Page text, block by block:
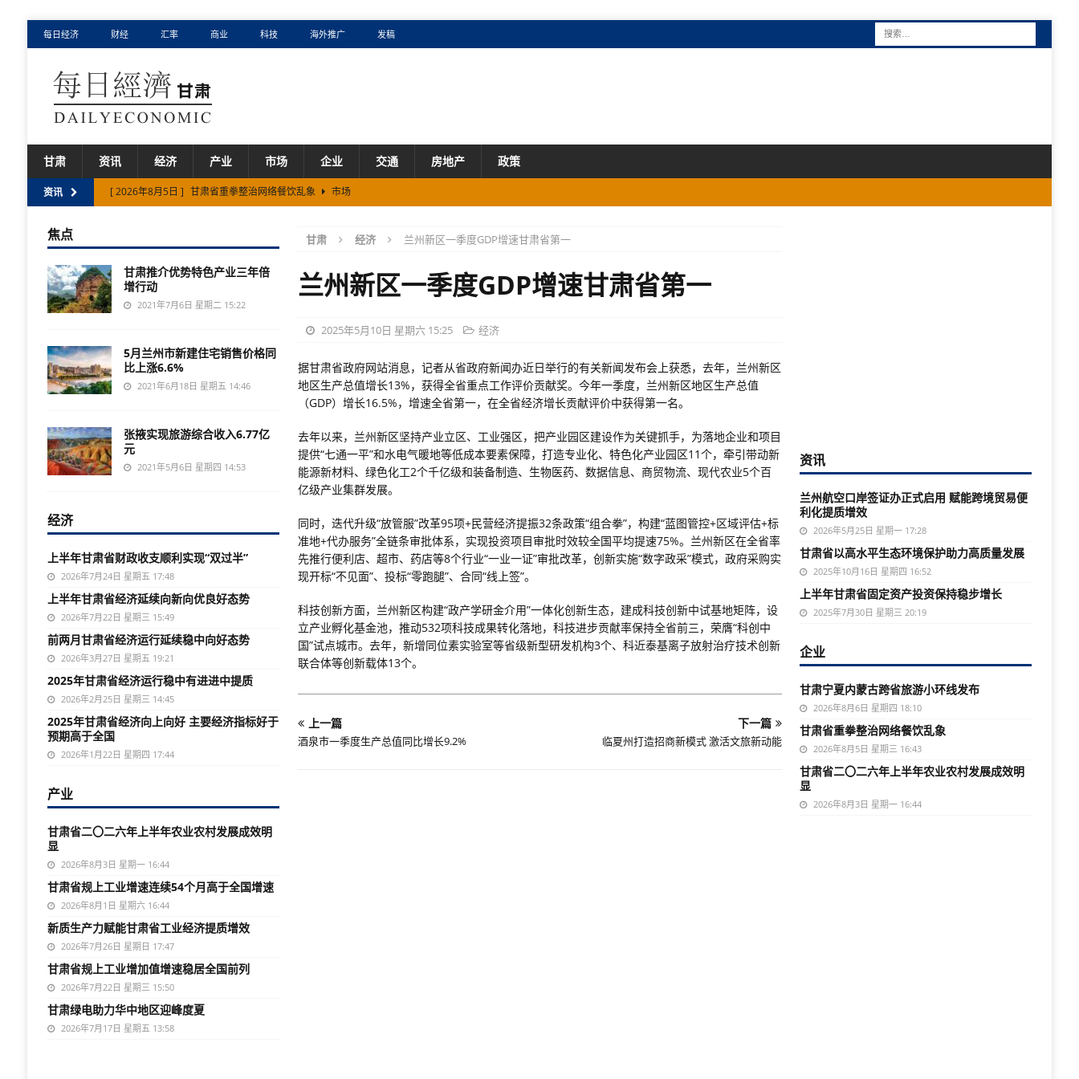
每日经济 财经 汇率 商业 科技 海外推广 发稿
甘肃 资讯 经济 产业 市场 企业 交通 房地产 政策
资讯 [ 2026年8月5日 ] 甘肃省重拳整治网络餐饮乱象
市场
[ 2026年8月3日 ] 甘肃省在不断开放中塑造发展新优势
市场
[ 2026年8月1日 ] 甘肃省规上工业增速连续54个月高于全国增速
产业
[ 2026年8月6日 ] 甘肃宁夏内蒙古跨省旅游小环线发布 市场
甘肃 经济 兰州新区一季度GDP增速甘肃省第一
兰州新区一季度GDP增速甘肃省第一
2025年5月10日 星期六 15:25 经济
据甘肃省政府网站消息，记者从省政府新闻办近日举行的有关新闻发布会上获悉，去年，兰州新区
地区生产总值增长13%，获得全省重点工作评价贡献奖。今年一季度，兰州新区地区生产总值
（GDP）增长16.5%，增速全省第一，在全省经济增长贡献评价中获得第一名。
去年以来，兰州新区坚持产业立区、工业强区，把产业园区建设作为关键抓手，为落地企业和项目
提供“七通一平”和水电气暖地等低成本要素保障，打造专业化、特色化产业园区11个，牵引带动新
能源新材料、绿色化工2个千亿级和装备制造、生物医药、数据信息、商贸物流、现代农业5个百
亿级产业集群发展。
同时，迭代升级“放管服”改革95项+民营经济提振32条政策“组合拳”，构建“蓝图管控+区域评估+标
准地+代办服务”全链条审批体系，实现投资项目审批时效较全国平均提速75%。兰州新区在全省率
先推行便利店、超市、药店等8个行业“一业一证”审批改革，创新实施“数字政采”模式，政府采购实
现开标“不见面”、投标“零跑腿”、合同“线上签”。
科技创新方面，兰州新区构建“政产学研金介用”一体化创新生态，建成科技创新中试基地矩阵，设
立产业孵化基金池，推动532项科技成果转化落地，科技进步贡献率保持全省前三，荣膺“科创中
国”试点城市。去年，新增同位素实验室等省级新型研发机构3个、科近泰基离子放射治疗技术创新
联合体等创新载体13个。
上一篇
酒泉市一季度生产总值同比增长9.2%
下一篇
临夏州打造招商新模式 激活文旅新动能
焦点
甘肃推介优势特色产业三年倍
增行动
2021年7月6日 星期二 15:22
5月兰州市新建住宅销售价格同
比上涨6.6%
2021年6月18日 星期五 14:46
张掖实现旅游综合收入6.77亿
元
2021年5月6日 星期四 14:53
经济
上半年甘肃省财政收支顺利实现“双过半”
2026年7月24日 星期五 17:48
上半年甘肃省经济延续向新向优良好态势
2026年7月22日 星期三 15:49
前两月甘肃省经济运行延续稳中向好态势
2026年3月27日 星期五 19:21
2025年甘肃省经济运行稳中有进进中提质
2026年2月25日 星期三 14:45
2025年甘肃省经济向上向好 主要经济指标好于
预期高于全国
2026年1月22日 星期四 17:44
产业
甘肃省二〇二六年上半年农业农村发展成效明
显
2026年8月3日 星期一 16:44
甘肃省规上工业增速连续54个月高于全国增速
2026年8月1日 星期六 16:44
新质生产力赋能甘肃省工业经济提质增效
2026年7月26日 星期日 17:47
甘肃省规上工业增加值增速稳居全国前列
2026年7月22日 星期三 15:50
甘肃绿电助力华中地区迎峰度夏
2026年7月17日 星期五 13:58
资讯
兰州航空口岸签证办正式启用 赋能跨境贸易便
利化提质增效
2026年5月25日 星期一 17:28
甘肃省以高水平生态环境保护助力高质量发展
2025年10月16日 星期四 16:52
上半年甘肃省固定资产投资保持稳步增长
2025年7月30日 星期三 20:19
企业
甘肃宁夏内蒙古跨省旅游小环线发布
2026年8月6日 星期四 18:10
甘肃省重拳整治网络餐饮乱象
2026年8月5日 星期三 16:43
甘肃省二〇二六年上半年农业农村发展成效明
显
2026年8月3日 星期一 16:44